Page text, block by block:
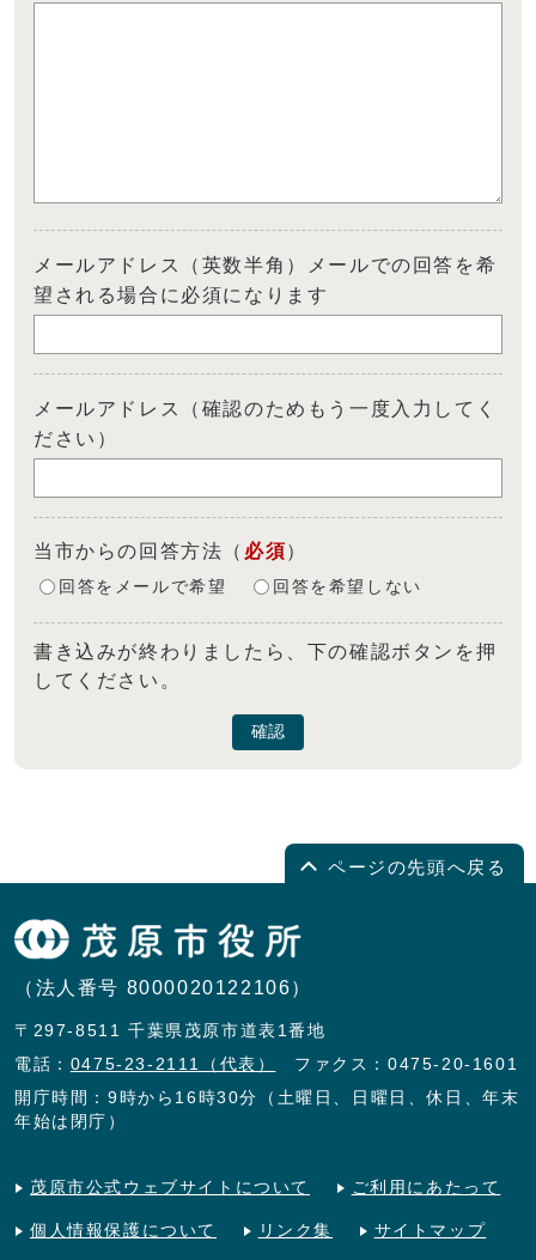
メールアドレス（英数半角）メールでの回答を希
望される場合に必須になります
メールアドレス（確認のためもう一度入力してく
ださい）
当市からの回答方法 （ 必須）
回答をメールで希望 回答を希望しない
書き込みが終わりましたら、下の確認ボタンを押
してください。
確認
ページの先頭へ戻る
（法人番号 8000020122106）
〒297-8511 千葉県茂原市道表1番地
電話： 0475-23-2111（代表）
ファクス：0475-20-1601
開庁時間：9時から16時30分（土曜日、日曜日、休日、年末
年始は閉庁）
茂原市公式ウェブサイトについて ご利用にあたって
個人情報保護について リンク集 サイトマップ